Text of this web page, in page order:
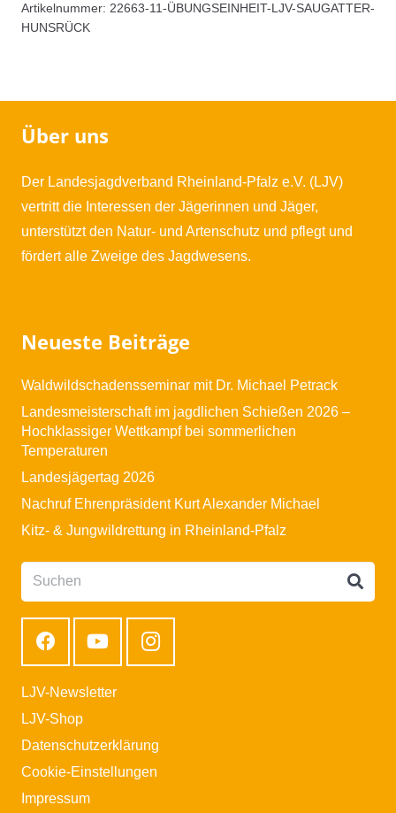
Hunsrück
Artikelnummer: 22663-11-ÜBUNGSEINHEIT-LJV-SAUGATTER-
HUNSRÜCK
Über uns
Der Landesjagdverband Rheinland-Pfalz e.V. (LJV)
vertritt die Interessen der Jägerinnen und Jäger,
unterstützt den Natur- und Artenschutz und pflegt und
fördert alle Zweige des Jagdwesens.
Neueste Beiträge
Waldwildschadensseminar mit Dr. Michael Petrack
Landesmeisterschaft im jagdlichen Schießen 2026 –
Hochklassiger Wettkampf bei sommerlichen
Temperaturen
Landesjägertag 2026
Nachruf Ehrenpräsident Kurt Alexander Michael
Kitz- & Jungwildrettung in Rheinland-Pfalz
LJV-Newsletter
LJV-Shop
Datenschutzerklärung
Cookie-Einstellungen
Impressum